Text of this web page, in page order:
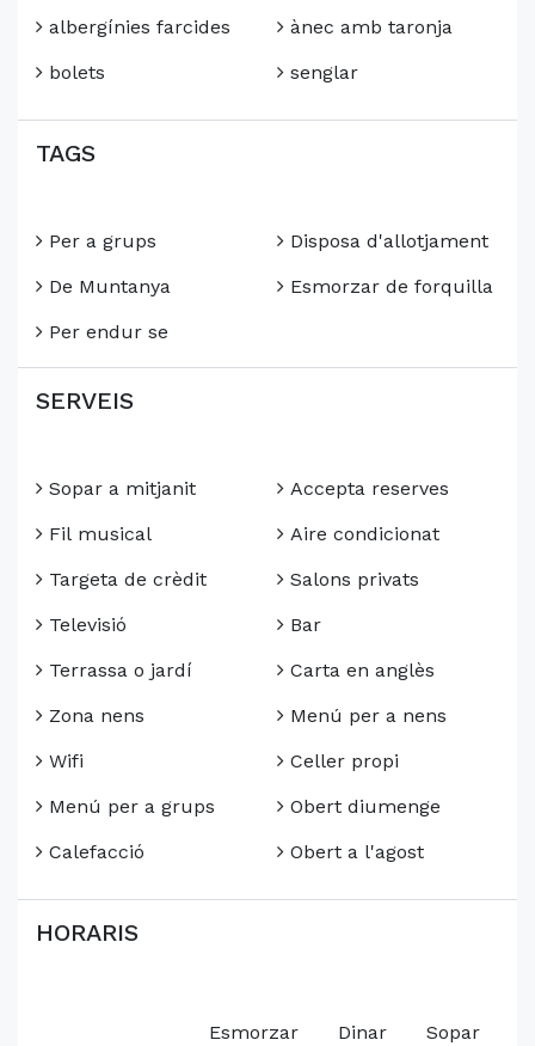
albergínies farcides
bolets
ànec amb taronja
senglar
TAGS
Per a grups
De Muntanya
Per endur se
Disposa d'allotjament
Esmorzar de forquilla
SERVEIS
Sopar a mitjanit
Fil musical
Targeta de crèdit
Televisió
Terrassa o jardí
Zona nens
Wifi
Menú per a grups
Calefacció
Accepta reserves
Aire condicionat
Salons privats
Bar
Carta en anglès
Menú per a nens
Celler propi
Obert diumenge
Obert a l'agost
HORARIS
Esmorzar Dinar Sopar